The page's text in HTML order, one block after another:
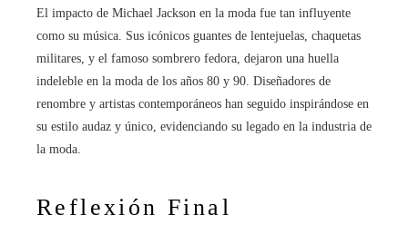
El impacto de Michael Jackson en la moda fue tan influyente
como su música. Sus icónicos guantes de lentejuelas, chaquetas
militares, y el famoso sombrero fedora, dejaron una huella
indeleble en la moda de los años 80 y 90. Diseñadores de
renombre y artistas contemporáneos han seguido inspirándose en
su estilo audaz y único, evidenciando su legado en la industria de
la moda.
Reflexión Final